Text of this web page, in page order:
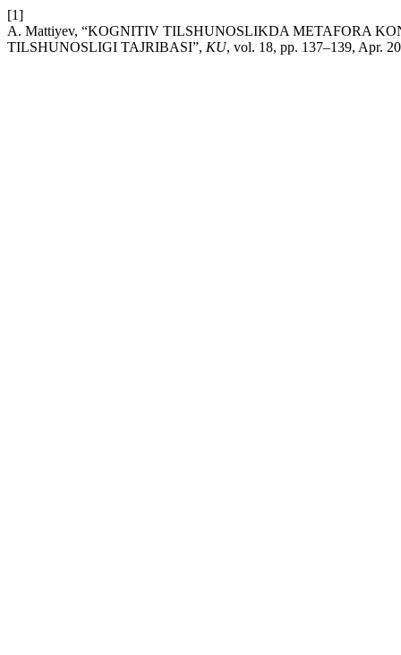
[1]
A. Mattiyev, “KOGNITIV TILSHUNOSLIKDA METAFORA
TILSHUNOSLIGI TAJRIBASI”, KU, vol. 18, pp. 137–139, Apr.